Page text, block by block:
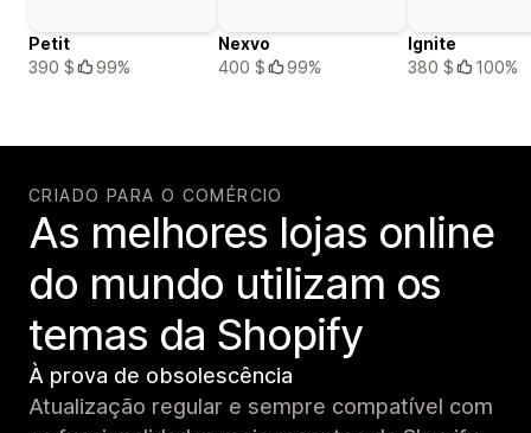
Petit
390 $
99%
Nexvo
400 $
99%
Ignite
380 $
100%
CRIADO PARA O COMÉRCIO
As melhores lojas online
do mundo utilizam os
temas da Shopify
À prova de obsolescência
Atualização regular e sempre compatível com